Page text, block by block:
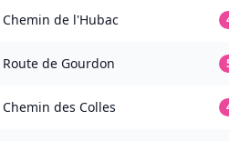
Chemin de l'Hubac
Route de Gourdon
Chemin des Colles